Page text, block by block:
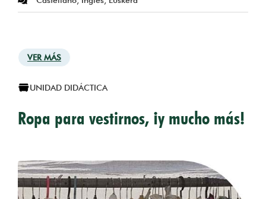
VER MÁS
UNIDAD DIDÁCTICA
Ropa para vestirnos, ¡y mucho más!